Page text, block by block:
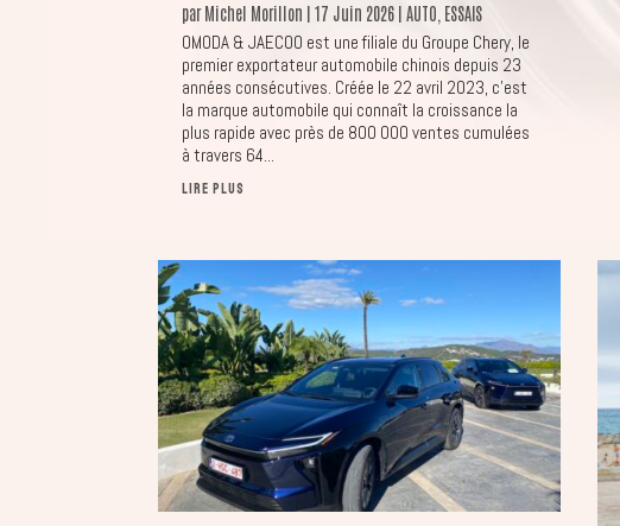
parMichel Morillon |17 Juin 2026 |AUTO ESSAIS
OMODA & JAECOO est une filiale du Groupe Chery, le
premier exportateur automobile chinois depuis 23
années consécutives. Créée le 22 avril 2023, c'est
la marque automobile qui connaît la croissance la
plus rapide avec près de 800 000 ventes cumulées
à travers 64...
LIRE PLUS